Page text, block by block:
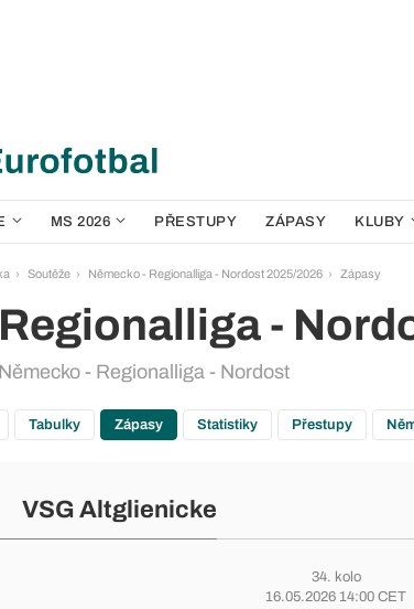
MS 2026 PŘESTUPY ZÁPASY KLUBY
Soutěže Německo - Regionalliga - Nordost 2025/2026 Zápasy
Regionalliga -
Německo - Regionalliga - Nordost
Tabulky Zápasy Statistiky Přestupy
VSG Altglienicke
34. kolo
16.05.2026 14:00 CET